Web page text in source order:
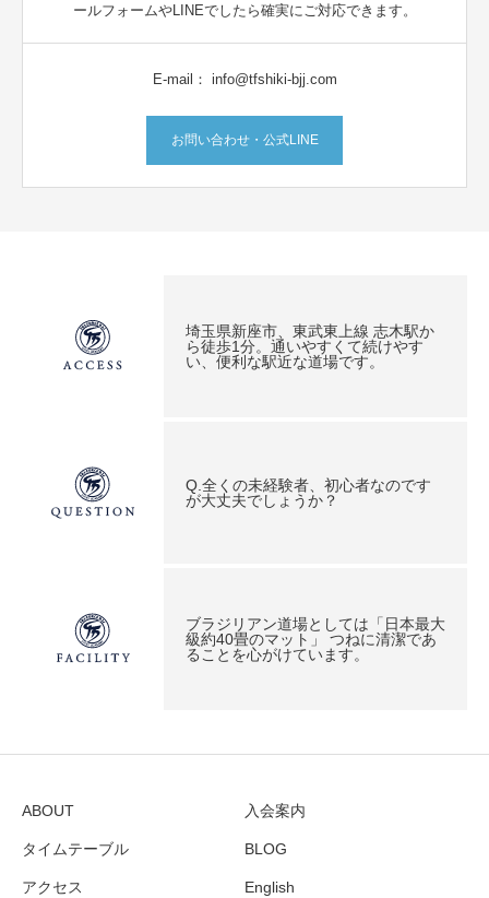
ールフォームやLINEでしたら確実にご対応できます。
E-mail： info@tfshiki-bjj.com
お問い合わせ・公式LINE
埼玉県新座市、東武東上線 志木駅か
ら徒歩1分。通いやすくて続けやす
い、便利な駅近な道場です。
Q.全くの未経験者、初心者なのです
が大丈夫でしょうか？
ブラジリアン道場としては「日本最大
級約40畳のマット」 つねに清潔であ
ることを心がけています。
ABOUT 入会案内
タイムテーブル BLOG
アクセス English